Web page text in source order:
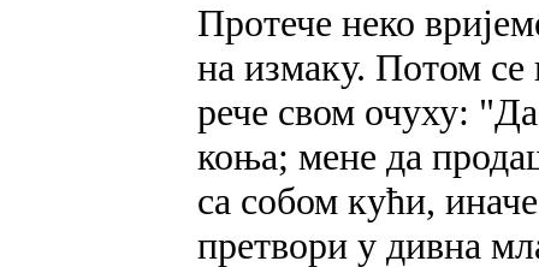
Протече неко
на измаку. Потом се
рече свом очуху:
коња; мене да
са собом кући,
претвори у дивна